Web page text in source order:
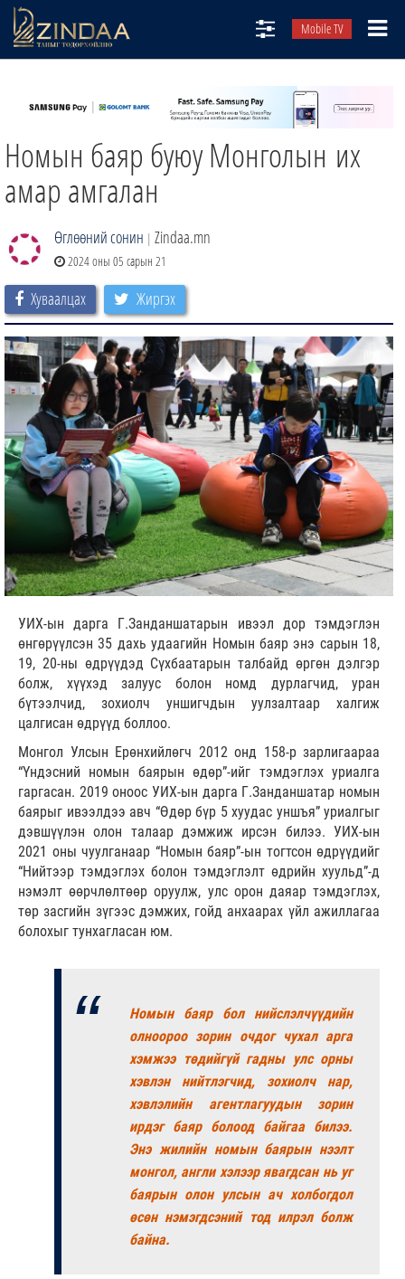
Mobile TV
ТВ8
ӨГЛӨӨНИЙ СОНИН
ЗИНДАА СЭТГҮҮЛ
Номын баяр буюу Монголын их
амар амгалан
Өглөөний сонин | Zindaa.mn
2024 оны 05 сарын 21
Хуваалцах Жиргэх
УИХ-ын дарга Г.Занданшатарын ивээл дор тэмдэглэн
өнгөрүүлсэн 35 дахь удаагийн Номын баяр энэ сарын 18,
19, 20-ны өдрүүдэд Сүхбаатарын талбайд өргөн дэлгэр
болж, хүүхэд залуус болон номд дурлагчид, уран
бүтээлчид, зохиолч уншигчдын уулзалтаар халгиж
цалгисан өдрүүд боллоо.
Монгол Улсын Ерөнхийлөгч 2012 онд 158-р зарлигаараа
“Үндэсний номын баярын өдөр”-ийг тэмдэглэх уриалга
гаргасан. 2019 оноос УИХ-ын дарга Г.Занданшатар номын
баярыг ивээлдээ авч “Өдөр бүр 5 хуудас уншъя” уриалгыг
дэвшүүлэн олон талаар дэмжиж ирсэн билээ. УИХ-ын
2021 оны чуулганаар “Номын баяр”-ын тогтсон өдрүүдийг
“Нийтээр тэмдэглэх болон тэмдэглэлт өдрийн хуульд”-д
нэмэлт өөрчлөлтөөр оруулж, улс орон даяар тэмдэглэх,
төр засгийн зүгээс дэмжих, гойд анхаарах үйл ажиллагаа
болохыг тунхагласан юм.
Номын баяр бол нийслэлчүүдийн
олноороо зорин очдог чухал арга
хэмжээ төдийгүй гадны улс орны
хэвлэн нийтлэгчид, зохиолч нар,
хэвлэлийн агентлагуудын зорин
ирдэг баяр болоод байгаа билээ.
Энэ жилийн номын баярын нээлт
монгол, англи хэлээр явагдсан нь уг
баярын олон улсын ач холбогдол
өсөн нэмэгдсэний тод илрэл болж
байна.